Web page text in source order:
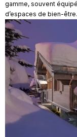
gamme, souvent
d’espaces de bien-être.